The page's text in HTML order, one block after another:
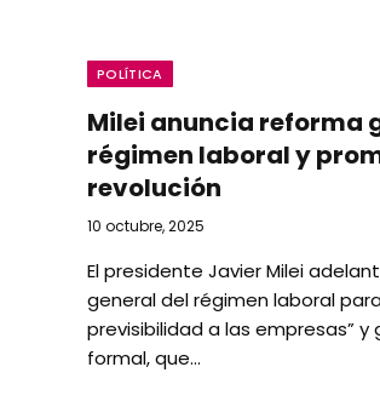
POLÍTICA
Milei anuncia reforma
régimen laboral y
revolución
10 octubre, 2025
El presidente Javier Milei
general del régimen laboral
previsibilidad a las empresas”
formal, que…